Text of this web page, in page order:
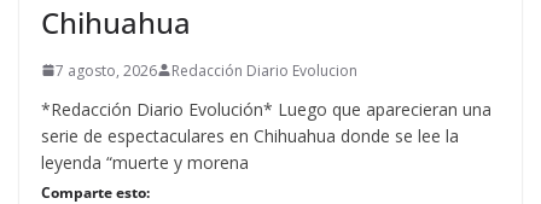
Chihuahua
7 agosto, 2026 Redacción Diario Evolucion
*Redacción Diario Evolución* Luego que aparecieran una
serie de espectaculares en Chihuahua donde se lee la
leyenda “muerte y morena
Comparte esto: